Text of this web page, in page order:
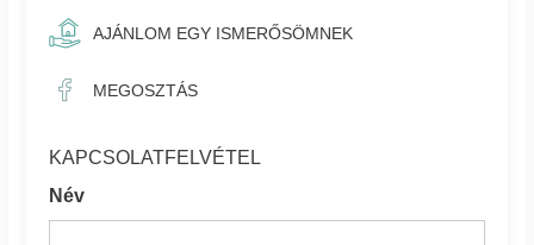
AJÁNLOM EGY ISMERŐSÖMNEK
MEGOSZTÁS
KAPCSOLATFELVÉTEL
Név